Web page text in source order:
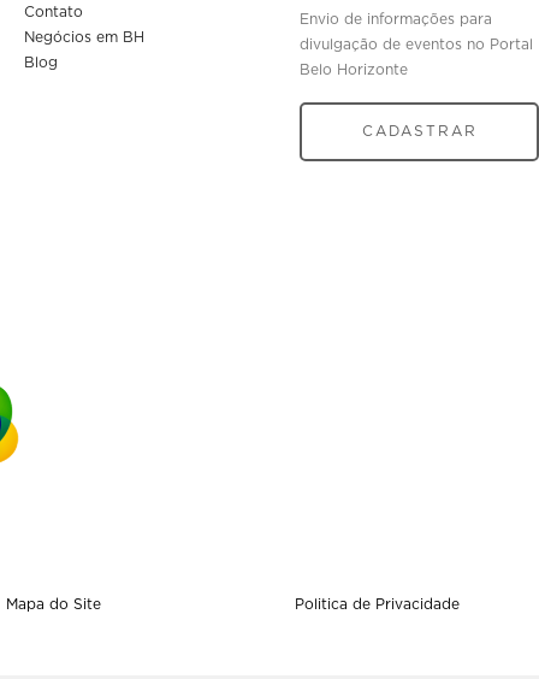
Contato
Negócios em BH
Blog
Envio de informações para
divulgação de eventos no Portal
Belo Horizonte
CADASTRAR
Mapa do Site Politica de Privacidade